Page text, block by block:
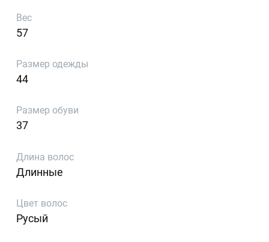
Вес
57
Размер одежды
44
Размер обуви
37
Длина волос
Длинные
Цвет волос
Русый